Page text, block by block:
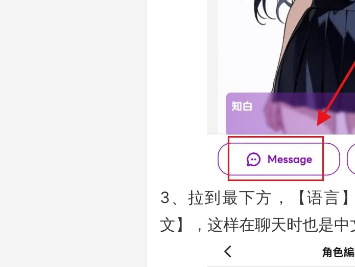
3、拉到最下方，【语言
文】，这样在聊天时也是中